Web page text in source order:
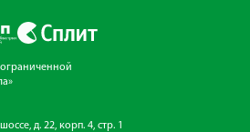
д. 22, корп. 4, стр. 1